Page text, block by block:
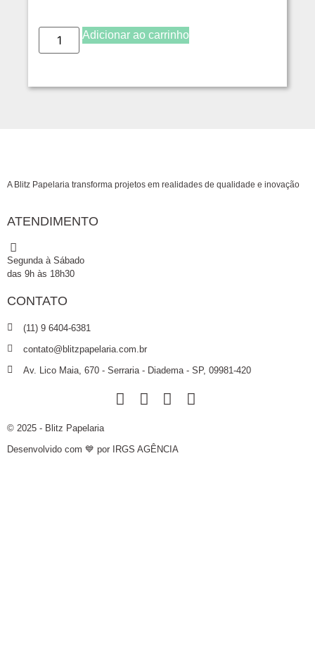
Adicionar ao carrinho
A Blitz Papelaria transforma projetos em realidades de qualidade e inovação
ATENDIMENTO
Segunda à Sábado
das 9h às 18h30
CONTATO
(11) 9 6404-6381
contato@blitzpapelaria.com.br
Av. Lico Maia, 670 - Serraria - Diadema - SP, 09981-420
© 2025 - Blitz Papelaria
Desenvolvido com 💙 por IRGS AGÊNCIA